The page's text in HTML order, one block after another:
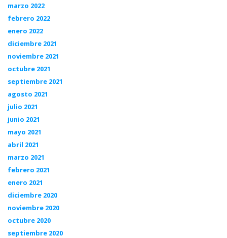
marzo 2022
febrero 2022
enero 2022
diciembre 2021
noviembre 2021
octubre 2021
septiembre 2021
agosto 2021
julio 2021
junio 2021
mayo 2021
abril 2021
marzo 2021
febrero 2021
enero 2021
diciembre 2020
noviembre 2020
octubre 2020
septiembre 2020